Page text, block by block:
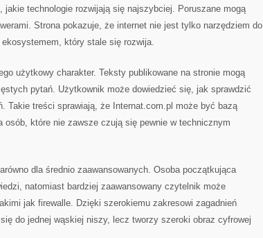
jakie technologie rozwijają się najszybciej. Poruszane mogą
Strona pokazuje, że internet nie jest tylko narzędziem do
ekosystemem, który stale się rozwija.
użytkowy charakter. Teksty publikowane na stronie mogą
pytań. Użytkownik może dowiedzieć się, jak sprawdzić
Takie treści sprawiają, że Internat.com.pl może być bazą
osób, które nie zawsze czują się pewnie w technicznym
dla średnio zaawansowanych. Osoba początkująca
natomiast bardziej zaawansowany czytelnik może
jak firewalle. Dzięki szerokiemu zakresowi zagadnień
do jednej wąskiej niszy, lecz tworzy szeroki obraz cyfrowej